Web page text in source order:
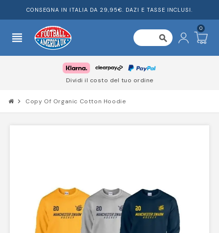
CONSEGNA IN ITALIA DA 29,95€. DAZI E TASSE INCLUSI.
view_headline search
0
Dividi il costo del tuo ordine
chevron_right Copy Of Organic Cotton Hoodie